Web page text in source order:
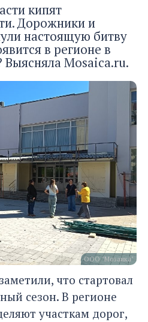
кипят
Дорожники и
настоящую битву
в регионе в
Mosaica.ru.
ООО "Мозаика"
что стартовал
сезон. В регионе
участкам дорог,